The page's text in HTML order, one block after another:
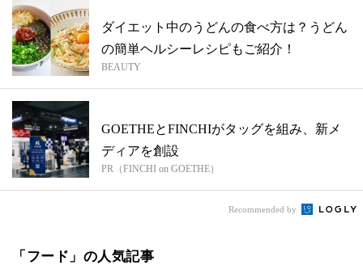
ダイエット中のうどんの食べ方は？うどん
の簡単ヘルシーレシピもご紹介！
BEAUTY
GOETHEとFINCHIがタッグを組み、新メ
ディアを創設
PR（FINCHI on GOETHE）
Recommended by
「フード」の人気記事